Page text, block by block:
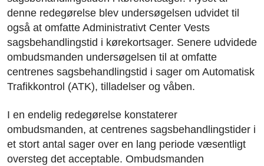
denne redegørelse blev undersøgelsen udvidet til
også at omfatte Administrativt Center Vests
sagsbehandlingstid i kørekortsager. Senere udvidede
ombudsmanden undersøgelsen til at omfatte
centrenes sagsbehandlingstid i sager om Automatisk
Trafikkontrol (ATK), tilladelser og våben.
I en endelig redegørelse konstaterer
ombudsmanden, at centrenes sagsbehandlingstider i
et stort antal sager over en lang periode væsentligt
oversteg det acceptable. Ombudsmanden